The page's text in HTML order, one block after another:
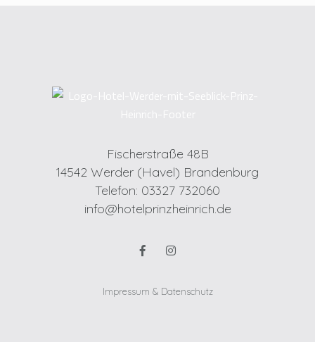
Fischerstraße 48B
14542 Werder (Havel) Brandenburg
Telefon: 03327 732060
info@hotelprinzheinrich.de
Impressum & Datenschutz